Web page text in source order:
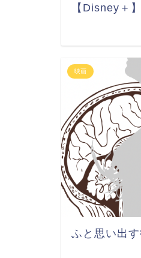
【Disney＋】
映画
ふと思い出